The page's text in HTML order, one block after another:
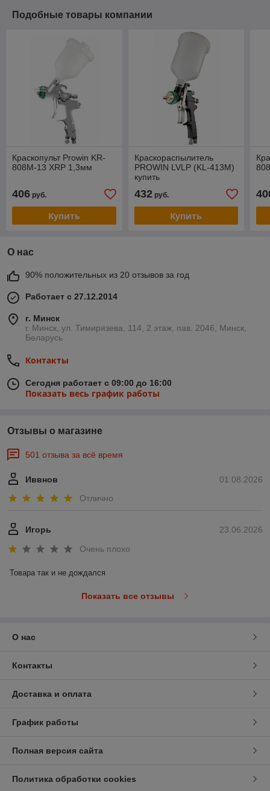
Подобные товары компании
Краскопульт Prowin KR-
808M-13 XRP 1,3мм
406 руб.
Купить
Краскораспылитель
PROWIN LVLP (KL-413M)
купить
432руб.
Купить
О нас
90% положительных из 20 отзывов за год
Работает с 27.12.2014
г. Минск
г. Минск, ул. Тимирязева, 114, 2 этаж, пав. 2046, Минск,
Беларусь
Контакты
Сегодня работает с 09:00 до 16:00
Показать весь график работы
Отзывы о магазине
501 отзыва за всё время
01.08.2026
Иввнов
Отлично
23.06.2026
Игорь
Очень плохо
Товара так и не дождался
Показать все отзывы
О нас
Контакты
Доставка и оплата
График работы
Полная версия сайта
Политика обработки cookies